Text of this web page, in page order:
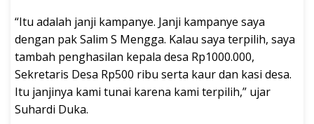
“Itu adalah janji kampanye. Janji kampanye saya
dengan pak Salim S Mengga. Kalau saya terpilih, saya
tambah penghasilan kepala desa Rp1000.000,
Sekretaris Desa Rp500 ribu serta kaur dan kasi desa.
Itu janjinya kami tunai karena kami terpilih,” ujar
Suhardi Duka.